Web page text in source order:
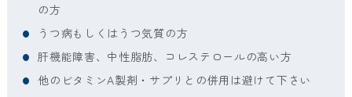
の方
うつ病もしくはうつ気質の方
肝機能障害、中性脂肪、コレステロールの高い方
他のビタミンA製剤・サプリとの併用は避けて下さい